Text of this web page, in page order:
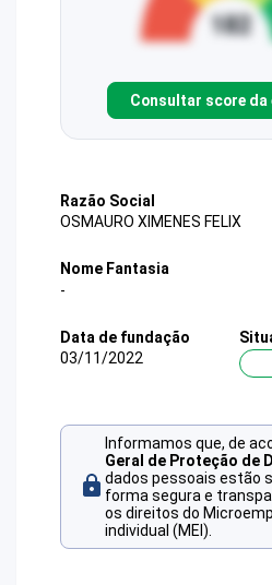
Consultar score da
Razão Social
OSMAURO XIMENES FELIX
Nome Fantasia
-
Data de fundação
03/11/2022
Informamos que, de
Geral de Proteção de
dados pessoais estão
forma segura e
os direitos do
individual (MEI).